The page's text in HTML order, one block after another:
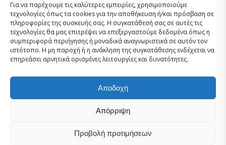
Για να παρέχουμε τις καλύτερες εμπειρίες, χρησιμοποιούμε
τεχνολογίες όπως τα cookies για την αποθήκευση ή/και πρόσβαση σε
πληροφορίες της συσκευής σας. Η συγκατάθεσή σας σε αυτές τις
τεχνολογίες θα μας επιτρέψει να επεξεργαστούμε δεδομένα όπως η
συμπεριφορά περιήγησης ή μοναδικά αναγνωριστικά σε αυτόν τον
ιστότοπο. Η μη παροχή ή η ανάκληση της συγκατάθεσης ενδέχεται να
επηρεάσει αρνητικά ορισμένες λειτουργίες και δυνατότητες.
Αποδοχή
Απόρριψη
Προβολή προτιμήσεων
ZFMK, ZSL, Shark Trust), με στόχο τη διερεύνηση
της σημασίας του Αιγαίου για τα τρία είδη
αγγελοκαρχαριών. Το πρόγραμμα
ευθυγραμμίζεται με το Μεσογειακό Σχέδιο
Δράσης για την Προστασία των Αγγελοκαρχαριών
και περιλαμβάνει δράσεις παρακολούθησης,
μείωσης των τυχαίων συλλήψεων, εντοπισμού
σημαντικών περιοχών, ενίσχυσης του νομικού
πλαισίου κι ευαισθητοποίησης του κοινού.
Ιδιαίτερη έμφαση δίνεται στη συλλογή